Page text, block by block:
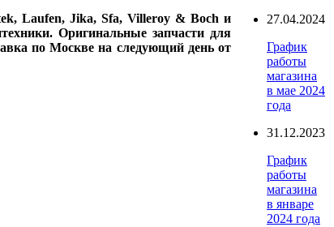
Laufen, Jika, Sfa, Villeroy & Boch и
Оригинальные запчасти для
по Москве на следующий день от
27.04.2024
График
работы
магазина
в мае 2024
года
31.12.2023
График
работы
магазина
в январе
2024 года